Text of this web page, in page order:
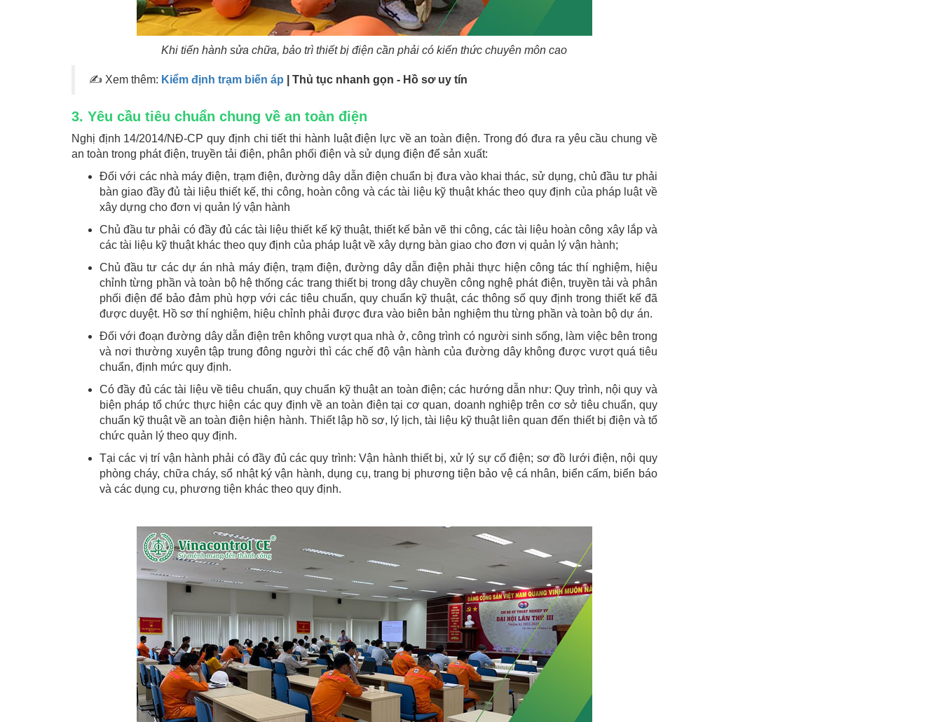
Khi tiến hành sửa chữa, bảo trì thiết bị điện cần phải có kiến thức chuyên môn cao
✍ Xem thêm: Kiểm định trạm biến áp | Thủ tục nhanh gọn - Hồ sơ uy tín
3. Yêu cầu tiêu chuẩn chung về an toàn điện
Nghị định 14/2014/NĐ-CP quy định chi tiết thi hành luật điện lực về an toàn điện. Trong đó đưa ra yêu cầu chung về
an toàn trong phát điện, truyền tải điện, phân phối điện và sử dụng điện để sản xuất:
Đối với các nhà máy điện, trạm điện, đường dây dẫn điện chuẩn bị đưa vào khai thác, sử dụng, chủ đầu tư phải
bàn giao đầy đủ tài liệu thiết kế, thi công, hoàn công và các tài liệu kỹ thuật khác theo quy định của pháp luật về
xây dựng cho đơn vị quản lý vận hành
Chủ đầu tư phải có đầy đủ các tài liệu thiết kế kỹ thuật, thiết kế bản vẽ thi công, các tài liệu hoàn công xây lắp và
các tài liệu kỹ thuật khác theo quy định của pháp luật về xây dựng bàn giao cho đơn vị quản lý vận hành;
Chủ đầu tư các dự án nhà máy điện, trạm điện, đường dây dẫn điện phải thực hiện công tác thí nghiệm, hiệu
chỉnh từng phần và toàn bộ hệ thống các trang thiết bị trong dây chuyền công nghệ phát điện, truyền tải và phân
phối điện để bảo đảm phù hợp với các tiêu chuẩn, quy chuẩn kỹ thuật, các thông số quy định trong thiết kế đã
được duyệt. Hồ sơ thí nghiệm, hiệu chỉnh phải được đưa vào biên bản nghiệm thu từng phần và toàn bộ dự án.
Đối với đoạn đường dây dẫn điện trên không vượt qua nhà ở, công trình có người sinh sống, làm việc bên trong
và nơi thường xuyên tập trung đông người thì các chế độ vận hành của đường dây không được vượt quá tiêu
chuẩn, định mức quy định.
Có đầy đủ các tài liệu về tiêu chuẩn, quy chuẩn kỹ thuật an toàn điện; các hướng dẫn như: Quy trình, nội quy và
biện pháp tổ chức thực hiện các quy định về an toàn điện tại cơ quan, doanh nghiệp trên cơ sở tiêu chuẩn, quy
chuẩn kỹ thuật về an toàn điện hiện hành. Thiết lập hồ sơ, lý lịch, tài liệu kỹ thuật liên quan đến thiết bị điện và tổ
chức quản lý theo quy định.
Tại các vị trí vận hành phải có đầy đủ các quy trình: Vận hành thiết bị, xử lý sự cố điện; sơ đồ lưới điện, nội quy
phòng cháy, chữa cháy, sổ nhật ký vận hành, dụng cụ, trang bị phương tiện bảo vệ cá nhân, biển cấm, biển báo
và các dụng cụ, phương tiện khác theo quy định.